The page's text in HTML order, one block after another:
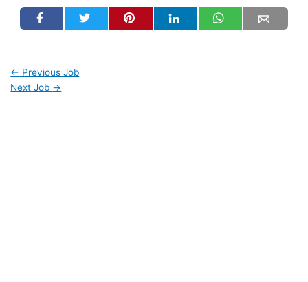
← Previous Job
Next Job →